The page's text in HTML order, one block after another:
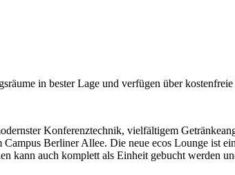
in bester Lage und verfügen über
Konferenztechnik, vielfältigem
Berliner Allee. Die neue ecos Lounge ist
auch komplett als Einheit gebucht werden